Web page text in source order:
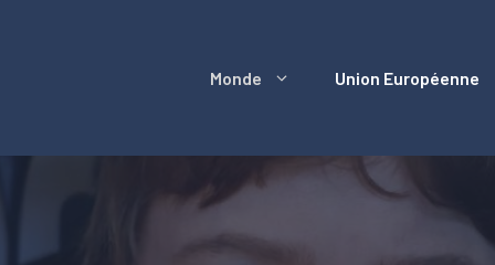
Monde Union Européenne